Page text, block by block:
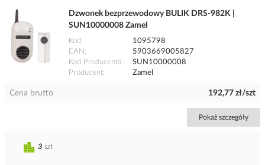
Dzwonek bezprzewodowy BULIK DRS-982K |
SUN10000008 Zamel
Kod
1095798
EAN
5903669005827
Kod Producenta
SUN10000008
Producent
Zamel
Cena brutto 192,77 zł/szt
Pokaż szczegóły
3 szt